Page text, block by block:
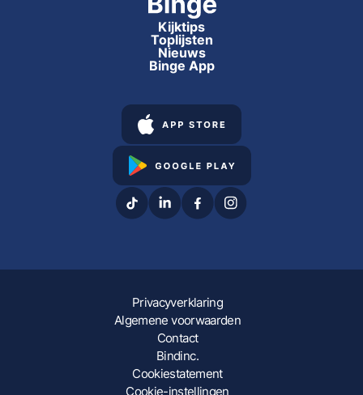
Kijktips
Toplijsten
Nieuws
Binge App
Privacyverklaring
Algemene voorwaarden
Contact
Bindinc.
Cookiestatement
Cookie-instellingen